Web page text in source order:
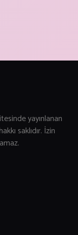
yayınlanan
saklıdır. İzin